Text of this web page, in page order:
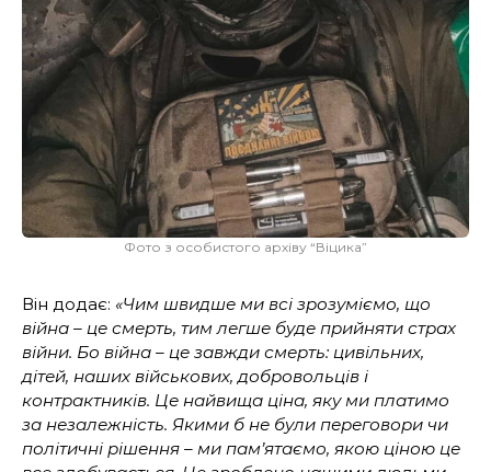
Фото з особистого архіву “Віцика”
Він додає: «Чим швидше ми всі зрозуміємо, що
війна – це смерть, тим легше буде прийняти страх
війни. Бо війна – це завжди смерть: цивільних,
дітей, наших військових, добровольців і
контрактників. Це найвища ціна, яку ми платимо
за незалежність. Якими б не були переговори чи
політичні рішення – ми пам’ятаємо, якою ціною це